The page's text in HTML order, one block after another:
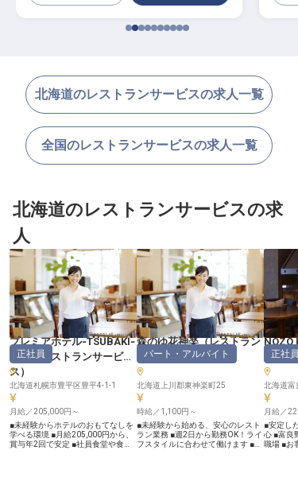
北海道のレストランサービスの求人一覧
全国のレストランサービスの求人一覧
北海道のレストランサービスの求
人
プレミアホテル‐TSUBAKI‐
札幌（レストランサービ
ス ）
正社員
北海道札幌市豊平区豊平4-1-1
月給／205,000円～
■未経験からホテルのおもてなしを
学べる環境 ■月給205,000円から、
賞与年2回で安定 ■社員食堂や食事
森のゆ花神楽（レストラン
サービス ）
パート・アルバイト
北海道上川郡東神楽町25
時給／1,100円～
■未経験から始める、安心のレスト
ラン業務 ■週2日から勤務OK！ライ
フスタイルに合わせて働けます ■入
NOZO
サービ
正社員
北海道富
月給／
■安定し
心 ■富良
職場 ■お